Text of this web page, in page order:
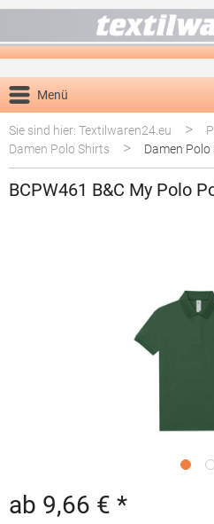
Menü
Sie sind hier: Textilwaren24.eu
>
Damen Polo Shirts > Damen
BCPW461 B&C My Polo
ab 9,66 € *